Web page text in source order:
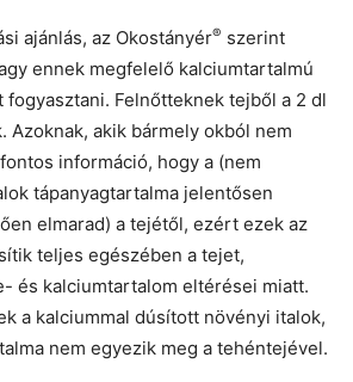
ajánlás, az Okostányér® szerint
ennek megfelelő kalciumtartalmú
Felnőtteknek tejből a 2 dl
Azoknak, akik bármely okból nem
információ, hogy a (nem
tápanyagtartalma jelentősen
elmarad) a tejétől, ezért ezek az
teljes egészében a tejet,
és kalciumtartalom eltérései miatt.
a kalciummal dúsított növényi italok,
nem egyezik meg a tehéntejével.